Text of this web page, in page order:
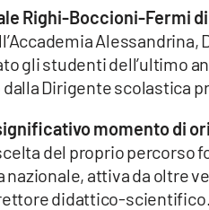
Righi-Boccioni-Fermi di
Alessandrina,
gli studenti dell’ultimo
Dirigente scolastica
momento di
del proprio percorso
attiva da oltre
didattico-scientifico.